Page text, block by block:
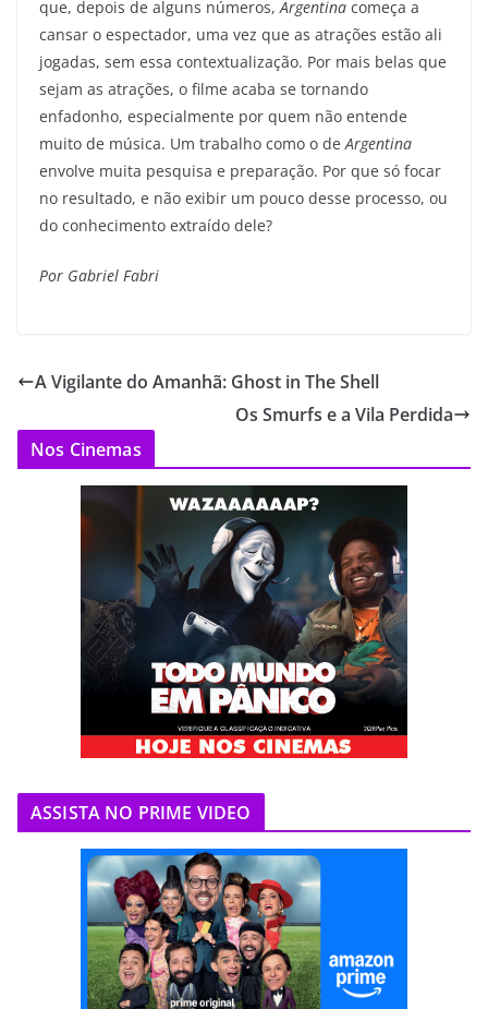
que, depois de alguns números,Argentina começa a
cansar o espectador, uma vez que as atrações estão ali
jogadas, sem essa contextualização. Por mais belas que
sejam as atrações, o filme acaba se tornando
enfadonho, especialmente por quem não entende
muito de música. Um trabalho como o deArgentina
envolve muita pesquisa e preparação. Por que só focar
no resultado, e não exibir um pouco desse processo, ou
do conhecimento extraído dele?
Por Gabriel Fabri
A Vigilante do Amanhã: Ghost in The Shell
Os Smurfs e a Vila Perdida
Nos Cinemas
ASSISTA NO PRIME VIDEO